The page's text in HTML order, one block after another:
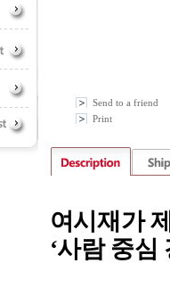
Send to a friend
Print
여시재가
‘사람 중심